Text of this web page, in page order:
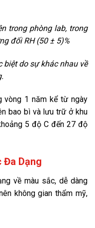
trong phòng lab, trong
đối RH (50 ± 5)%
biệt do sự khác nhau về
vòng 1 năm kể từ ngày
bao bì và lưu trữ ở khu
5 độ C đến 27 độ
Đa Dạng
về màu sắc, dễ dàng
không gian thẩm mỹ,